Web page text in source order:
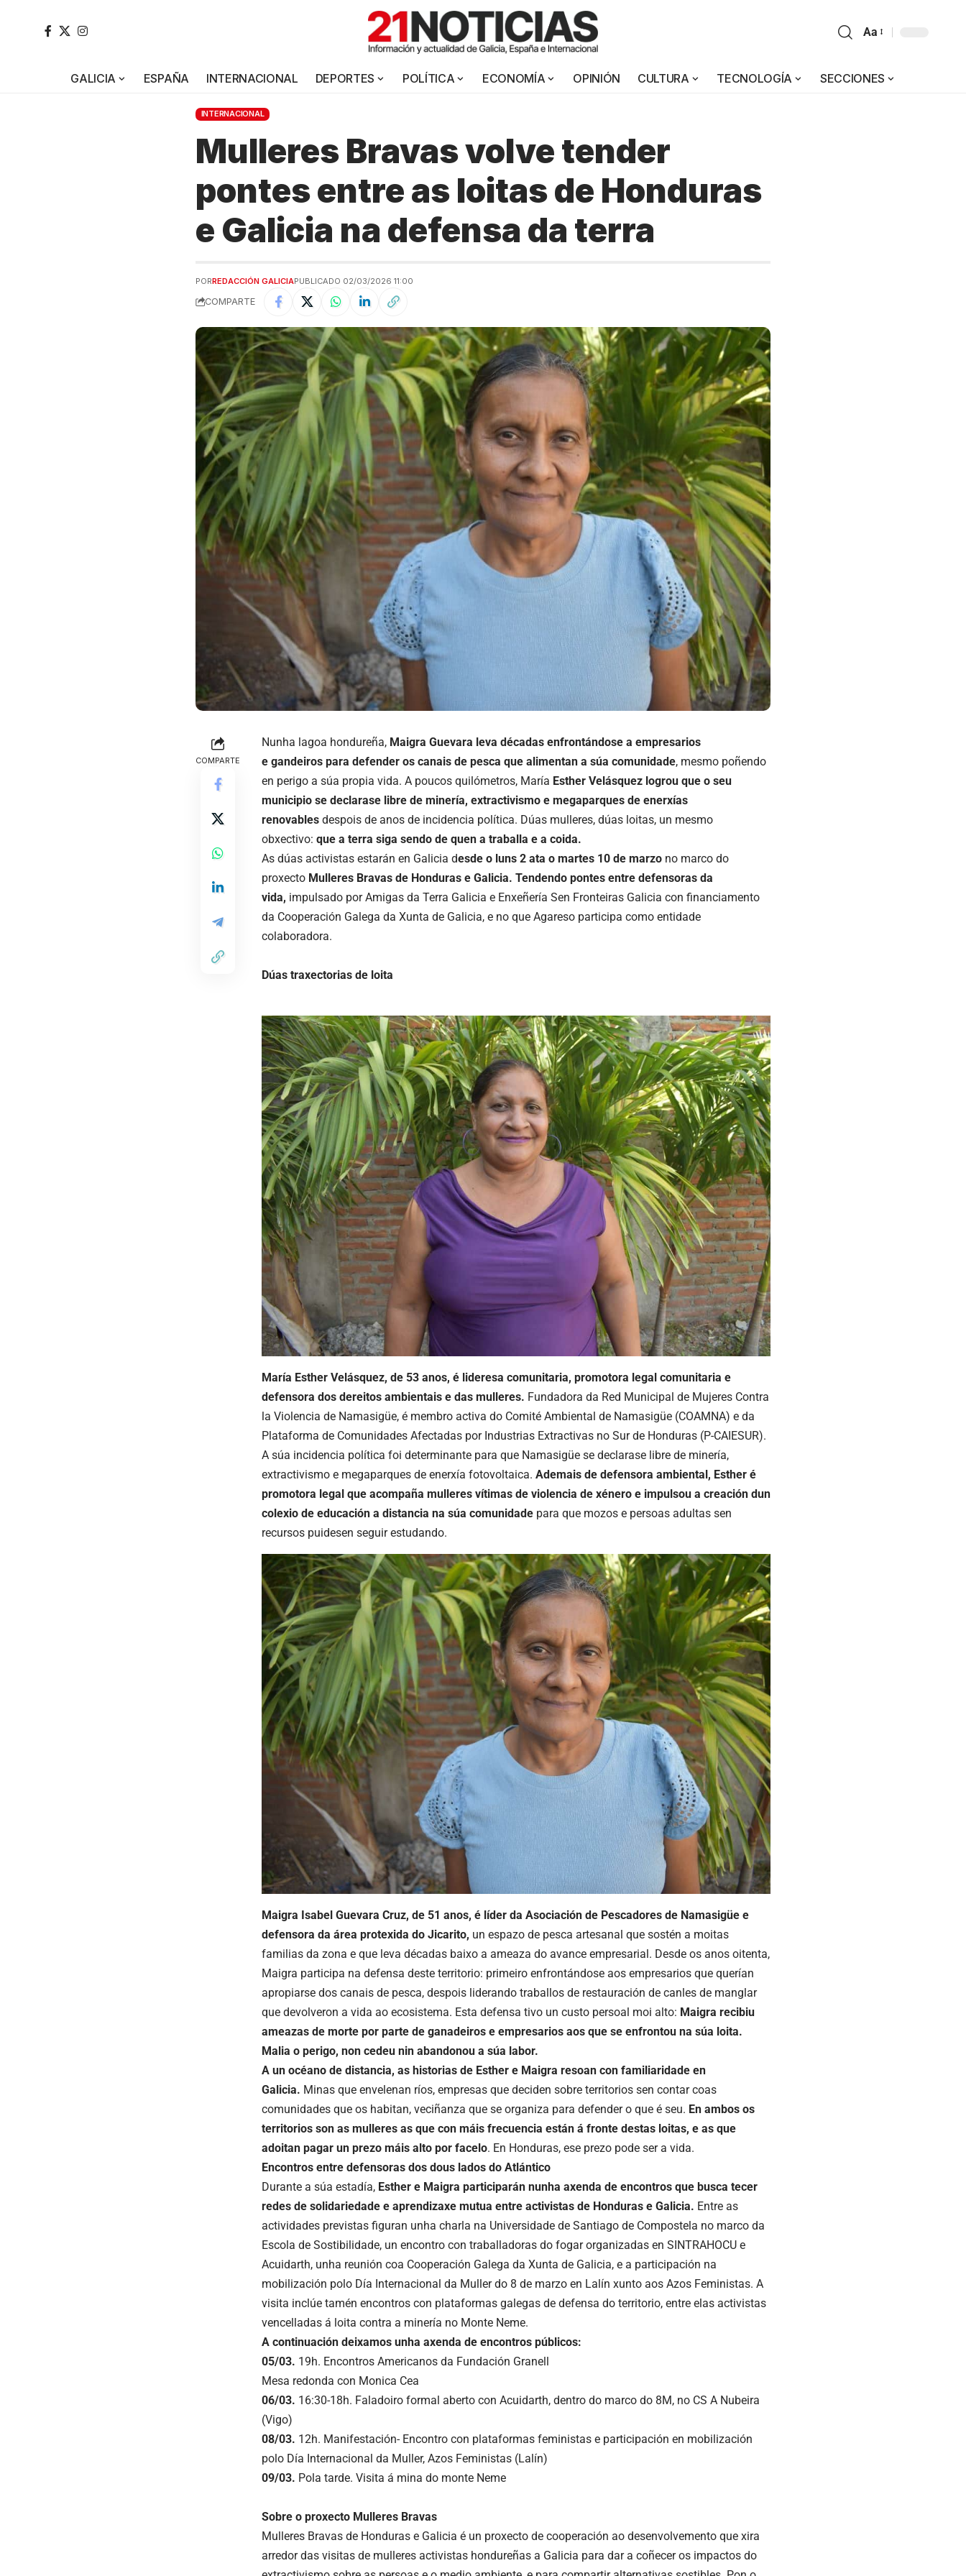
Aa
GALICIA ESPAÑA INTERNACIONAL DEPORTES POLÍTICA ECONOMÍA OPINIÓN CULTURA TECNOLOGÍA SECCIONES
INTERNACIONAL
Mulleres Bravas volve tender
pontes entre as loitas de Honduras
e Galicia na defensa da terra
PORREDACCIÓN GALICIAPUBLICADO 02/03/2026 11:00
COMPARTE
COMPARTE
Nunha lagoa hondureña, Maigra Guevara leva décadas enfrontándose a empresarios
e gandeiros para defender os canais de pesca que alimentan a súa comunidade, mesmo poñendo
en perigo a súa propia vida. A poucos quilómetros, María Esther Velásquez logrou que o seu
municipio se declarase libre de minería, extractivismo e megaparques de enerxías
renovables despois de anos de incidencia política. Dúas mulleres, dúas loitas, un mesmo
obxectivo: que a terra siga sendo de quen a traballa e a coida.
As dúas activistas estarán en Galicia desde o luns 2 ata o martes 10 de marzo no marco do
proxecto Mulleres Bravas de Honduras e Galicia. Tendendo pontes entre defensoras da
vida, impulsado por Amigas da Terra Galicia e Enxeñería Sen Fronteiras Galicia con financiamento
da Cooperación Galega da Xunta de Galicia, e no que Agareso participa como entidade
colaboradora.
Dúas traxectorias de loita
María Esther Velásquez, de 53 anos, é lideresa comunitaria, promotora legal comunitaria e
defensora dos dereitos ambientais e das mulleres. Fundadora da Red Municipal de Mujeres Contra
la Violencia de Namasigüe, é membro activa do Comité Ambiental de Namasigüe (COAMNA) e da
Plataforma de Comunidades Afectadas por Industrias Extractivas no Sur de Honduras (P-CAIESUR).
A súa incidencia política foi determinante para que Namasigüe se declarase libre de minería,
extractivismo e megaparques de enerxía fotovoltaica. Ademais de defensora ambiental, Esther é
promotora legal que acompaña mulleres vítimas de violencia de xénero e impulsou a creación dun
colexio de educación a distancia na súa comunidade para que mozos e persoas adultas sen
recursos puidesen seguir estudando.
Maigra Isabel Guevara Cruz, de 51 anos, é líder da Asociación de Pescadores de Namasigüe e
defensora da área protexida do Jicarito, un espazo de pesca artesanal que sostén a moitas
familias da zona e que leva décadas baixo a ameaza do avance empresarial. Desde os anos oitenta,
Maigra participa na defensa deste territorio: primeiro enfrontándose aos empresarios que querían
apropiarse dos canais de pesca, despois liderando traballos de restauración de canles de manglar
que devolveron a vida ao ecosistema. Esta defensa tivo un custo persoal moi alto: Maigra recibiu
ameazas de morte por parte de ganadeiros e empresarios aos que se enfrontou na súa loita.
Malia o perigo, non cedeu nin abandonou a súa labor.
A un océano de distancia, as historias de Esther e Maigra resoan con familiaridade en
Galicia. Minas que envelenan ríos, empresas que deciden sobre territorios sen contar coas
comunidades que os habitan, veciñanza que se organiza para defender o que é seu. En ambos os
territorios son as mulleres as que con máis frecuencia están á fronte destas loitas, e as que
adoitan pagar un prezo máis alto por facelo. En Honduras, ese prezo pode ser a vida.
Encontros entre defensoras dos dous lados do Atlántico
Durante a súa estadía, Esther e Maigra participarán nunha axenda de encontros que busca tecer
redes de solidariedade e aprendizaxe mutua entre activistas de Honduras e Galicia. Entre as
actividades previstas figuran unha charla na Universidade de Santiago de Compostela no marco da
Escola de Sostibilidade, un encontro con traballadoras do fogar organizadas en SINTRAHOCU e
Acuidarth, unha reunión coa Cooperación Galega da Xunta de Galicia, e a participación na
mobilización polo Día Internacional da Muller do 8 de marzo en Lalín xunto aos Azos Feministas. A
visita inclúe tamén encontros con plataformas galegas de defensa do territorio, entre elas activistas
vencelladas á loita contra a minería no Monte Neme.
A continuación deixamos unha axenda de encontros públicos:
05/03. 19h. Encontros Americanos da Fundación Granell
Mesa redonda con Monica Cea
06/03. 16:30-18h. Faladoiro formal aberto con Acuidarth, dentro do marco do 8M, no CS A Nubeira
(Vigo)
08/03. 12h. Manifestación- Encontro con plataformas feministas e participación en mobilización
polo Día Internacional da Muller, Azos Feministas (Lalín)
09/03. Pola tarde. Visita á mina do monte Neme
Sobre o proxecto Mulleres Bravas
Mulleres Bravas de Honduras e Galicia é un proxecto de cooperación ao desenvolvemento que xira
arredor das visitas de mulleres activistas hondureñas a Galicia para dar a coñecer os impactos do